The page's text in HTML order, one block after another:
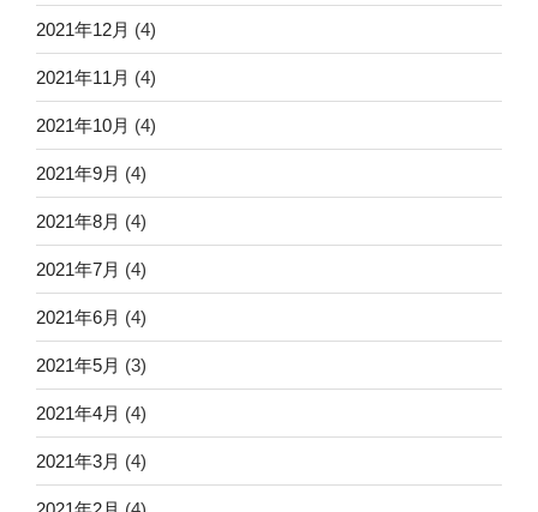
2021年12月 (4)
2021年11月 (4)
2021年10月 (4)
2021年9月 (4)
2021年8月 (4)
2021年7月 (4)
2021年6月 (4)
2021年5月 (3)
2021年4月 (4)
2021年3月 (4)